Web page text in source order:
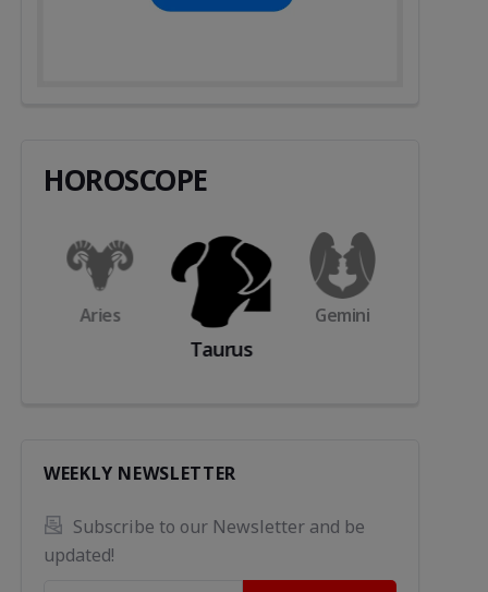
HOROSCOPE
Aries
Taurus
Gemini
WEEKLY NEWSLETTER
Subscribe to our Newsletter and be
updated!